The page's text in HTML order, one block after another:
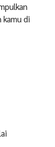
kamu di